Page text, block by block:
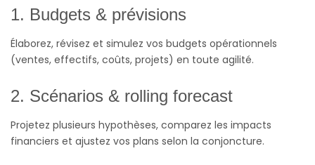
1. Budgets & prévisions
Élaborez, révisez et simulez vos budgets opérationnels
(ventes, effectifs, coûts, projets) en toute agilité.
2. Scénarios & rolling forecast
Projetez plusieurs hypothèses, comparez les impacts
financiers et ajustez vos plans selon la conjoncture.